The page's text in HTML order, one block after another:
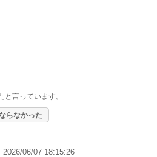
と言っています。
らなかった
2026/06/07 18:15:26